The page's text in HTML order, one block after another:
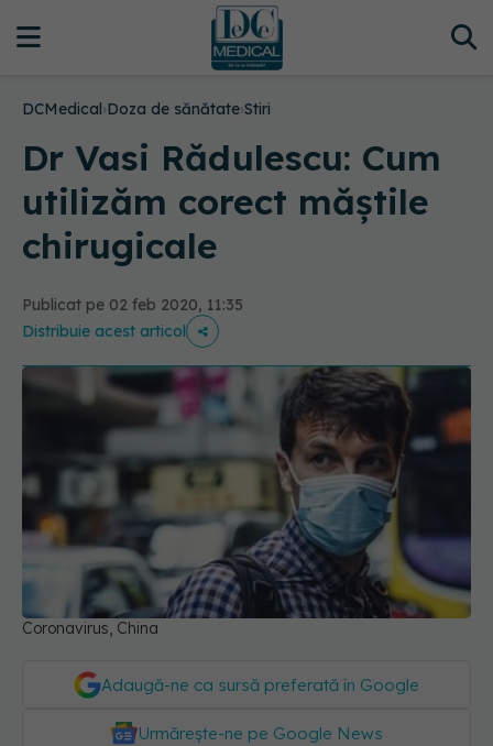
DCMedical›Doza de sănătate›Stiri
Dr Vasi Rădulescu: Cum
utilizăm corect măștile
chirugicale
Publicat pe 02 feb 2020, 11:35
Distribuie acest articol
Coronavirus, China
Adaugă-ne ca sursă preferată în Google
Urmărește-ne pe Google News